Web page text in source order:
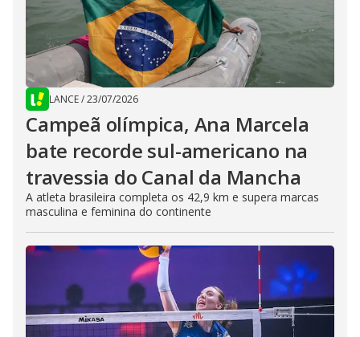
LANCE/23/07/2026
Campeã olímpica, Ana Marcela
bate recorde sul-americano na
travessia do Canal da Mancha
A atleta brasileira completa os 42,9 km e supera marcas
masculina e feminina do continente